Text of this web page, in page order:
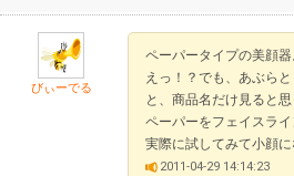
びぃーでる
ペーパータイプの美顔器
えっ！？でも、あぶら
と、商品名だけ見ると思
ペーパーをフェイスラ
実際に試してみて小顔
2011-04-29 14:14:23